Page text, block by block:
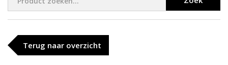
Terug naar overzicht